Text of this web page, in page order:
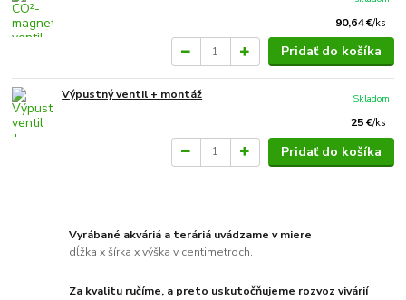
90,64 €/ks
Pridať do košíka
Výpustný ventil + montáž
25 €/ks
Skladom
Pridať do košíka
Vyrábané akváriá a teráriá uvádzame v miere
dĺžka x šírka x výška v centimetroch.
Za kvalitu ručíme, a preto uskutočňujeme rozvoz vivárií